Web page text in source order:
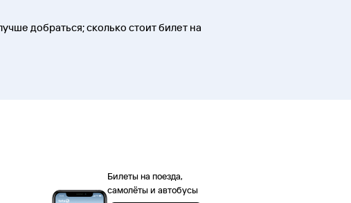
добраться; сколько стоит билет на
Билеты на поезда,
самолёты и автобусы